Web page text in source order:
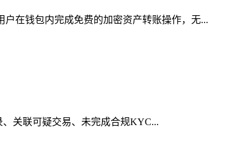
在钱包内完成免费的加密资产转账操作，无...
关联可疑交易、未完成合规KYC...